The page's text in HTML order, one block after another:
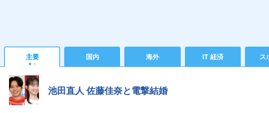
主要 国内 海外 IT 経済 ス
池田直人 佐藤佳奈と電撃結婚